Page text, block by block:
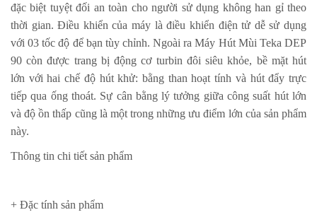
đặc biệt tuyệt đối an toàn cho người sử dụng không han gỉ theo
thời gian. Điều khiển của máy là điều khiển điện tử dễ sử dụng
với 03 tốc độ để bạn tùy chỉnh. Ngoài raMáy Hút Mùi Teka DEP
90 còn được trang bị động cơ turbin đôi siêu khỏe, bề mặt hút
lớn với hai chế độ hút khử: bằng than hoạt tính và hút đẩy trực
tiếp qua ống thoát. Sự cân bằng lý tưởng giữa công suất hút lớn
và độ ồn thấp cũng là một trong những ưu điểm lớn của sản phẩm
này.
Thông tin chi tiết sản phẩm
+ Đặc tính sản phẩm